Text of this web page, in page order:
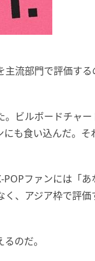
主流部門で評価する
。ビルボードチャー
も食い込んだ。そ
ファンには「あ
く、アジア枠で評価
のだ。